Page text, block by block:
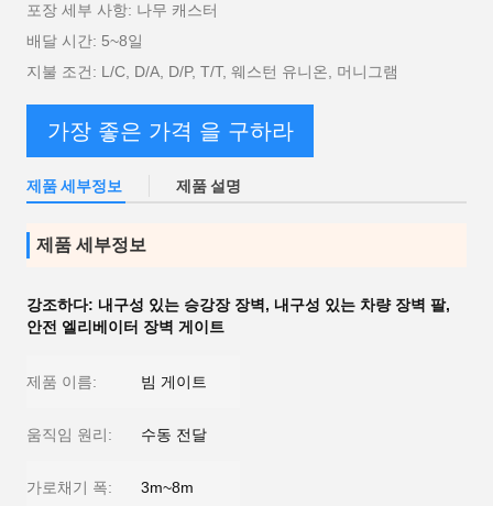
포장 세부 사항: 나무 캐스터
배달 시간: 5~8일
지불 조건: L/C, D/A, D/P, T/T, 웨스턴 유니온, 머니그램
가장 좋은 가격 을 구하라
제품 세부정보 제품 설명
제품 세부정보
강조하다: 내구성 있는 승강장 장벽, 내구성 있는 차량 장벽 팔,
안전 엘리베이터 장벽 게이트
제품 이름: 빔 게이트
움직임 원리: 수동 전달
가로채기 폭: 3m~8m